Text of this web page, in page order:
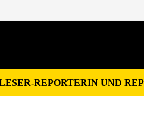
REPORTERIN UND